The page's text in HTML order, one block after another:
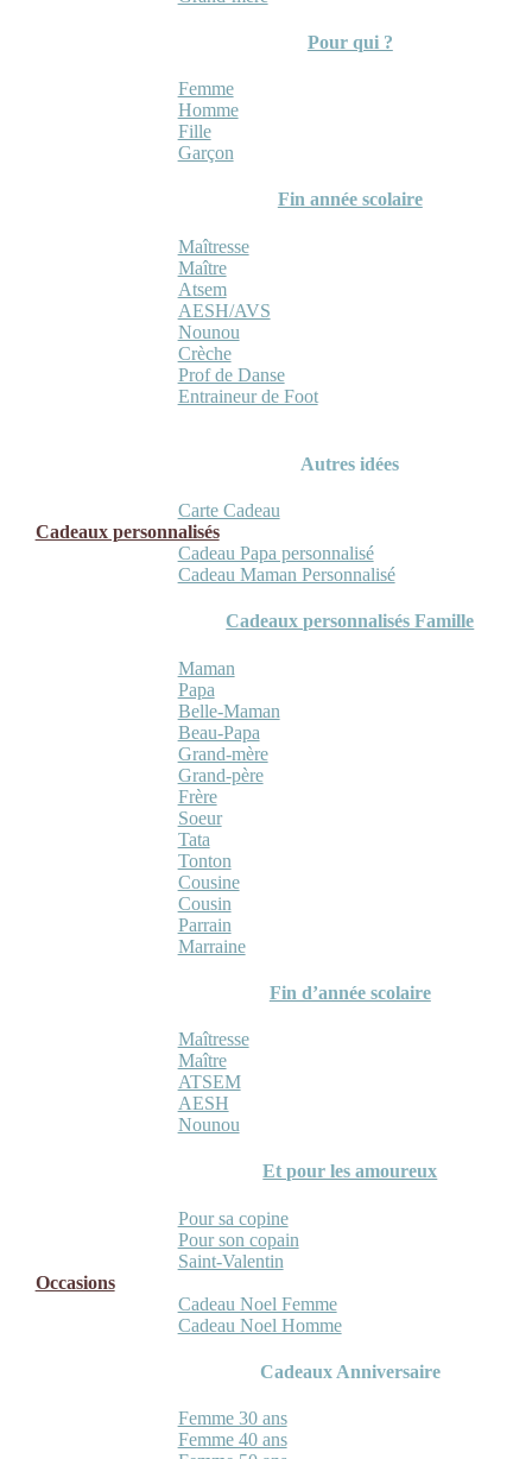
Pour qui ?
Femme
Homme
Fille
Garçon
Fin année scolaire
Maîtresse
Maître
Atsem
AESH/AVS
Nounou
Crèche
Prof de Danse
Entraineur de Foot
Autres idées
Carte Cadeau
Cadeaux personnalisés
Cadeau Papa personnalisé
Cadeau Maman Personnalisé
Cadeaux personnalisés Famille
Maman
Papa
Belle-Maman
Beau-Papa
Grand-mère
Grand-père
Frère
Soeur
Tata
Tonton
Cousine
Cousin
Parrain
Marraine
Fin d’année scolaire
Maîtresse
Maître
ATSEM
AESH
Nounou
Et pour les amoureux
Pour sa copine
Pour son copain
Saint-Valentin
Occasions
Cadeau Noel Femme
Cadeau Noel Homme
Cadeaux Anniversaire
Femme 30 ans
Femme 40 ans